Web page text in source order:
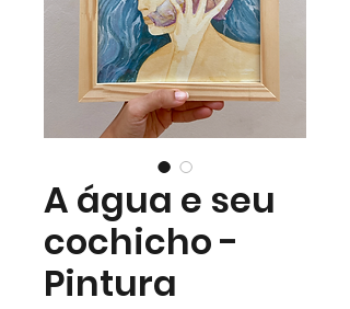
A água e seu
cochicho -
Pintura